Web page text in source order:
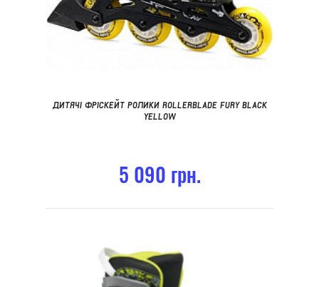
ДИТЯЧІ ФРІСКЕЙТ РОЛИКИ ROLLERBLADE FURY BLACK
YELLOW
5 090 грн.